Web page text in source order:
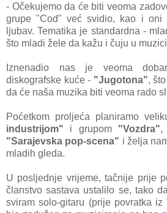
- Očekujemo da će biti veoma
grupe "Cod" već svidio, kao i oni
ljubav. Tematika je standardna -
što mladi žele da kažu i čuju u
Iznenadio nas je veoma
diskografske kuće - "Jugotona",
da će naša muzika biti veoma rado
Poćetkom proljeća planiramo
industrijom" i grupom "Vozdra",
"Sarajevska pop-scena" i želja
mladih gleda.
U posljednje vrijeme, tačnije prije
članstvo sastava ustalilo se, tako
sviram solo-gitaru (prije povratka